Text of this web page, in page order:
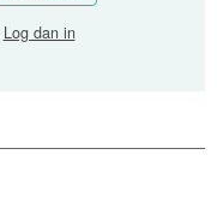
Log dan in